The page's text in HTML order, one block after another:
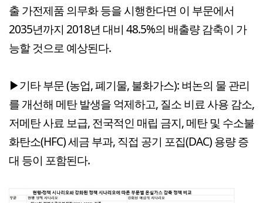
출 가전제품 의무화 등을 시행한다면 이 부문에서
2035년까지 2018년 대비 48.5%의 배출량 감축이 가
능할 것으로 예상된다.
▶기타 부문 (농업, 폐기물, 불화가스): 벼논의 물 관리
를 개선해 메탄 발생을 억제하고, 질소 비료 사용 감소,
저메탄 사료 보급, 전국적인 매립 금지, 메탄 및 수소불
화탄소(HFC) 세금 부과, 직접 공기 포집(DAC) 용량 증
대 등이 포함된다.